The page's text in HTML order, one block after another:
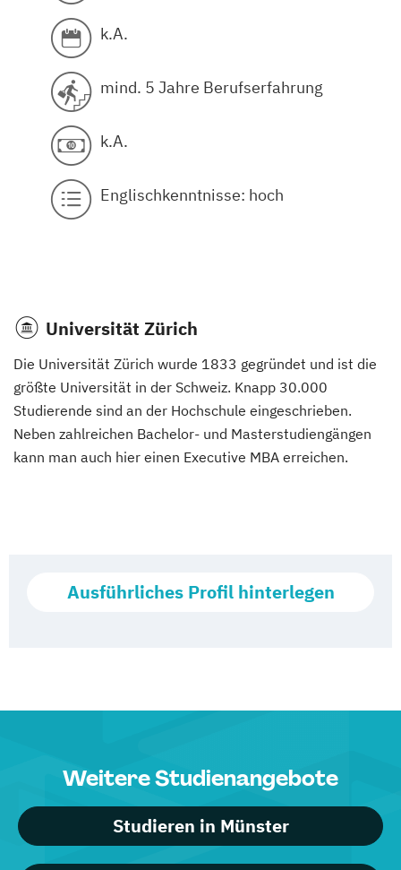
k.A.
mind. 5 Jahre Berufserfahrung
k.A.
Englischkenntnisse: hoch
Universität Zürich
Die Universität Zürich wurde 1833 gegründet und ist die
größte Universität in der Schweiz. Knapp 30.000
Studierende sind an der Hochschule eingeschrieben.
Neben zahlreichen Bachelor- und Masterstudiengängen
kann man auch hier einen Executive MBA erreichen.
Ausführliches Profil hinterlegen
Weitere Studienangebote
Studieren in Münster